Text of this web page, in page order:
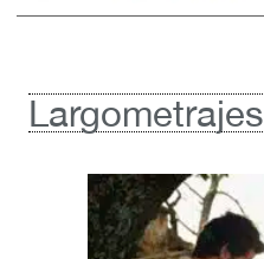
Largometrajes